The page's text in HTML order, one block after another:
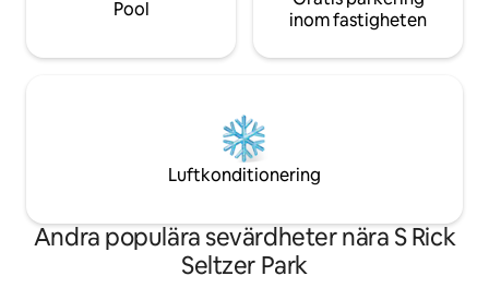
Pool
inom fastigheten
Luftkonditionering
Andra populära sevärdheter nära S Rick
Seltzer Park